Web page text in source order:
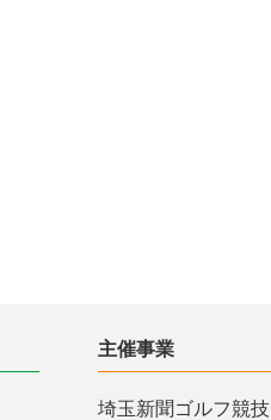
主催事業
埼玉新聞ゴルフ競技